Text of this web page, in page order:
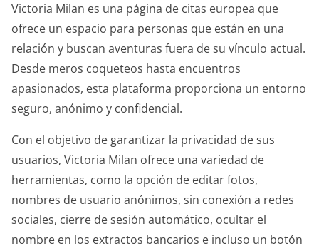
Victoria Milan es una página de citas europea que
ofrece un espacio para personas que están en una
relación y buscan aventuras fuera de su vínculo actual.
Desde meros coqueteos hasta encuentros
apasionados, esta plataforma proporciona un entorno
seguro, anónimo y confidencial.
Con el objetivo de garantizar la privacidad de sus
usuarios, Victoria Milan ofrece una variedad de
herramientas, como la opción de editar fotos,
nombres de usuario anónimos, sin conexión a redes
sociales, cierre de sesión automático, ocultar el
nombre en los extractos bancarios e incluso un botón